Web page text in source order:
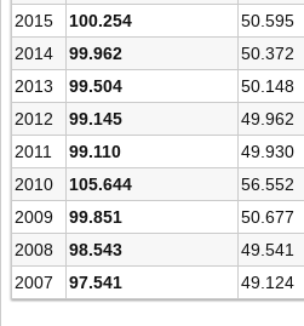
2015
100.254 50.595
2014
99.962 50.372
2013
99.504 50.148
2012
99.145 49.962
2011
99.110 49.930
2010
105.644 56.552
2009
99.851 50.677
2008
98.543 49.541
2007
97.541 49.124